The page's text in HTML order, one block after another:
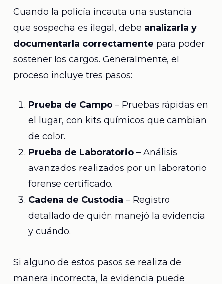
Cuando la policía incauta una sustancia
que sospecha es ilegal, debe analizarla y
documentarla correctamente para poder
sostener los cargos. Generalmente, el
proceso incluye tres pasos:
Prueba de Campo– Pruebas rápidas en
el lugar, con kits químicos que cambian
de color.
Prueba de Laboratorio– Análisis
avanzados realizados por un laboratorio
forense certificado.
Cadena de Custodia – Registro
detallado de quién manejó la evidencia
y cuándo.
Si alguno de estos pasos se realiza de
manera incorrecta, la evidencia puede